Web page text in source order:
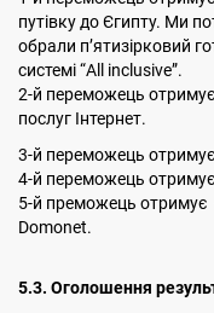
путівку до Єгипту. Ми
обрали п’ятизірковий
системі “All inclusive”.
2-й переможець
послуг Інтернет.
3-й переможець
4-й переможець
5-й преможець
Domonet.
5.3. Оголошення